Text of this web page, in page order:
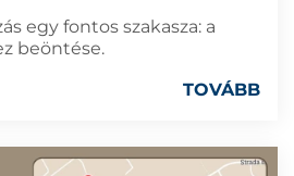
egy fontos szakasza: a
beöntése.
TOVÁBB